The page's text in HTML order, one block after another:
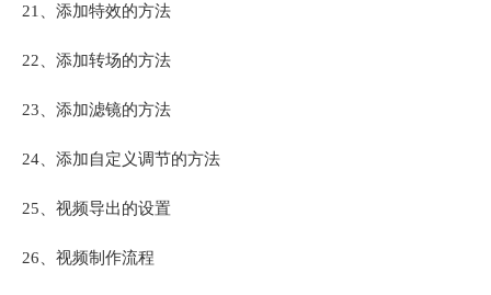
21、添加特效的方法
22、添加转场的方法
23、添加滤镜的方法
24、添加自定义调节的方法
25、视频导出的设置
26、视频制作流程